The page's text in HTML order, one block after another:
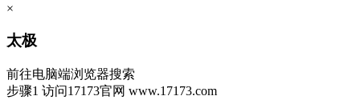
×
太极
前往电脑端浏览器搜索
步骤1 访问17173官网 www.17173.com